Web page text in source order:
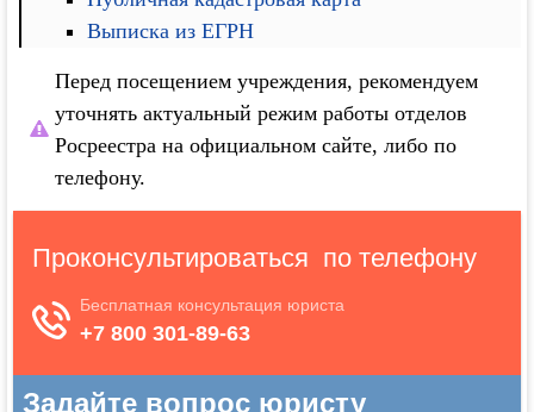
Выписка из ЕГРН
Перед посещением учреждения, рекомендуем
уточнять актуальный режим работы отделов
Росреестра на официальном сайте, либо по
телефону.